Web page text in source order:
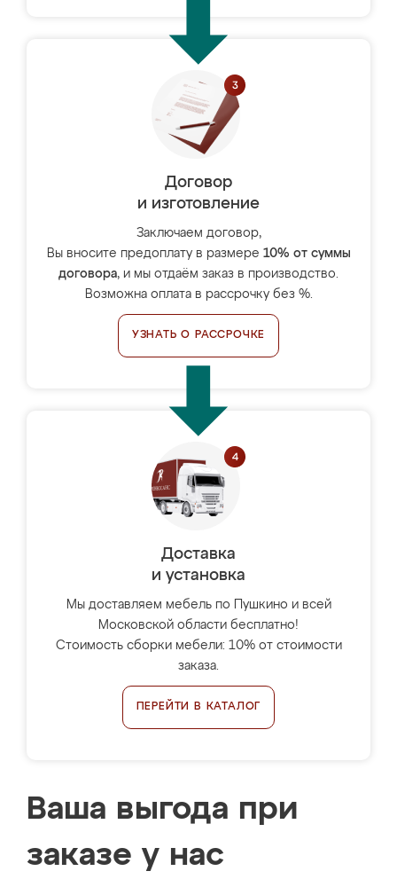
Договор
и изготовление
Заключаем договор,
Вы вносите предоплату в размере 10% от суммы
договора, и мы отдаём заказ в производство.
Возможна оплата в рассрочку без %.
УЗНАТЬ О РАССРОЧКЕ
Доставка
и установка
Мы доставляем мебель по Пушкино и всей
Московской области бесплатно!
Стоимость сборки мебели: 10% от стоимости
заказа.
ПЕРЕЙТИ В КАТАЛОГ
Ваша выгода при
заказе у нас